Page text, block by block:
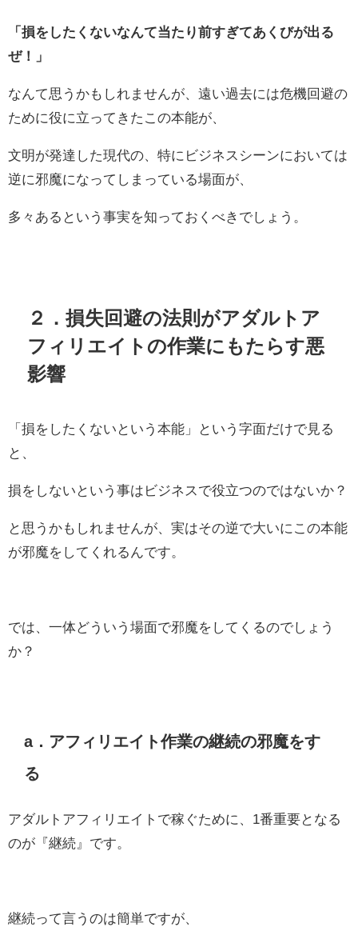
「損をしたくないなんて当たり前すぎてあくびが出る
ぜ！」
なんて思うかもしれませんが、遠い過去には危機回避の
ために役に立ってきたこの本能が、
文明が発達した現代の、特にビジネスシーンにおいては
逆に邪魔になってしまっている場面が、
多々あるという事実を知っておくべきでしょう。
２．損失回避の法則がアダルトア
フィリエイトの作業にもたらす悪
影響
「損をしたくないという本能」という字面だけで見る
と、
損をしないという事はビジネスで役立つのではないか？
と思うかもしれませんが、実はその逆で大いにこの本能
が邪魔をしてくれるんです。
では、一体どういう場面で邪魔をしてくるのでしょう
か？
a．アフィリエイト作業の継続の邪魔をす
る
アダルトアフィリエイトで稼ぐために、1番重要となる
のが『継続』です。
継続って言うのは簡単ですが、